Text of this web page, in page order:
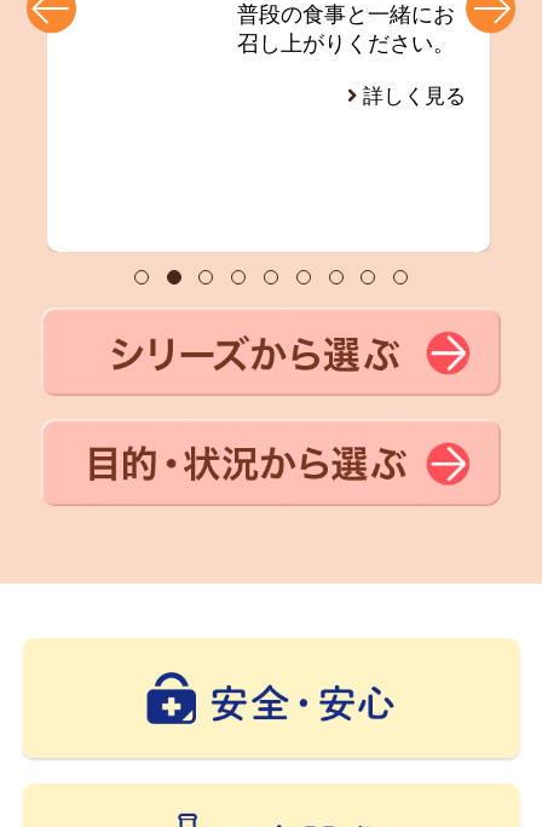
普段の食事と一緒にお
召し上がりください。
詳しく見る